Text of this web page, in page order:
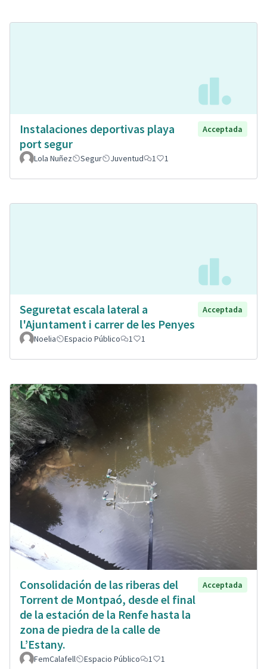
Instalaciones deportivas playa
port segur
Acceptada
Lola Nuñez Segur Juventud 1 1
Seguretat escala lateral a
l'Ajuntament i carrer de les Penyes
Acceptada
Noelia Espacio Público 1 1
Consolidación de las riberas del
Torrent de Montpaó, desde el final
de la estación de la Renfe hasta la
zona de piedra de la calle de
L’Estany.
Acceptada
FemCalafell Espacio Público 1 1